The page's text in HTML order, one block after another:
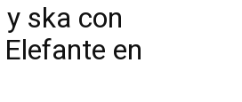
ska con
en